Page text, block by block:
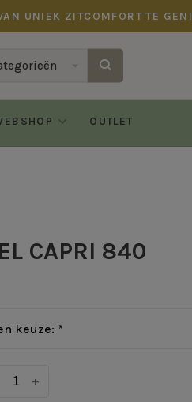
UNIEK ZITCOMFORT TE
OUTLET
CAPRI 840
keuze: *
+